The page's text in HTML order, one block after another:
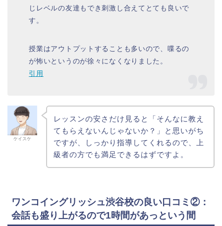
じレベルの友達もでき刺激し合えてとても良いで
す。
授業はアウトプットすることも多いので、喋るの
が怖いというのが徐々になくなりました。
引用
ケイスケ
レッスンの安さだけ見ると「そんなに教え
てもらえないんじゃないか？」と思いがち
ですが、しっかり指導してくれるので、上
級者の方でも満足できるはずですよ。
ワンコイングリッシュ渋谷校の良い口コミ②：
会話も盛り上がるので1時間があっという間